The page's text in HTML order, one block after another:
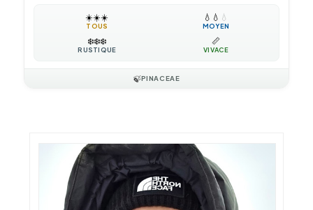
☀️☀️☀️
TOUS
💧 💧 💧
MOYEN
❄️❄️❄️
RUSTIQUE
📏
VIVACE
🍃PINACEAE